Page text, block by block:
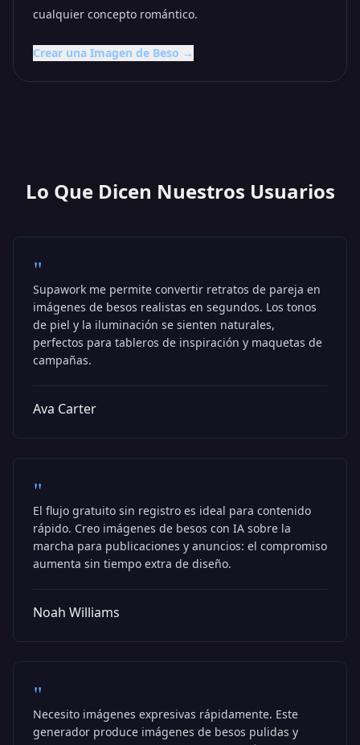
cualquier concepto romántico.
Crear una Imagen de Beso →
Lo Que Dicen Nuestros Usuarios
"
Supawork me permite convertir retratos de pareja en
imágenes de besos realistas en segundos. Los tonos
de piel y la iluminación se sienten naturales,
perfectos para tableros de inspiración y maquetas de
campañas.
Ava Carter
"
El flujo gratuito sin registro es ideal para contenido
rápido. Creo imágenes de besos con IA sobre la
marcha para publicaciones y anuncios: el compromiso
aumenta sin tiempo extra de diseño.
Noah Williams
"
Necesito imágenes expresivas rápidamente. Este
generador produce imágenes de besos pulidas y